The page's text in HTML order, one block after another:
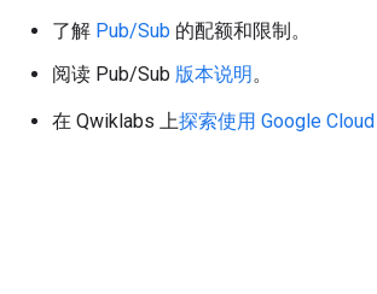
了解 Pub/Sub 的配额和限制。
阅读 Pub/Sub 版本说明。
在 Qwiklabs 上探索使用 Google